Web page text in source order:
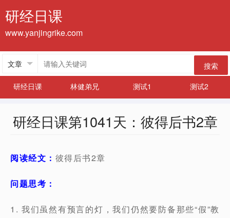
研经日课
www.yanjingrike.com
搜索
研经日课
林健弟兄 测试1 测试2
研经日课第1041天：彼得后书2章
阅读经文： 彼得后书2章
问题思考：
1. 我们虽然有预言的灯，我们仍然要防备那些“假”教